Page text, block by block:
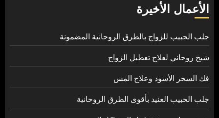
الأعمال الأخيرة
جلب الحبيب للزواج بالطرق الروحانية المضمونة
شيخ روحاني لعلاج تعطيل الزواج
فك السحر الأسود وعلاج المس
جلب الحبيب العنيد بأقوى الطرق الروحانية